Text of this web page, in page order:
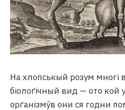
На хлопськый розум многі
біолоґічный вид — ото кой
орґанізмӯв они ся годни